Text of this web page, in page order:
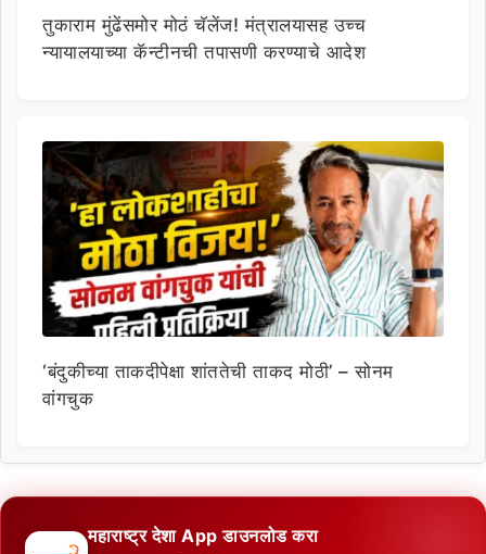
तुकाराम मुंढेंसमोर मोठं चॅलेंज! मंत्रालयासह उच्च
न्यायालयाच्या कॅन्टीनची तपासणी करण्याचे आदेश
‘बंदुकीच्या ताकदीपेक्षा शांततेची ताकद मोठी’ – सोनम
वांगचुक
महाराष्ट्र देशा App डाउनलोड करा